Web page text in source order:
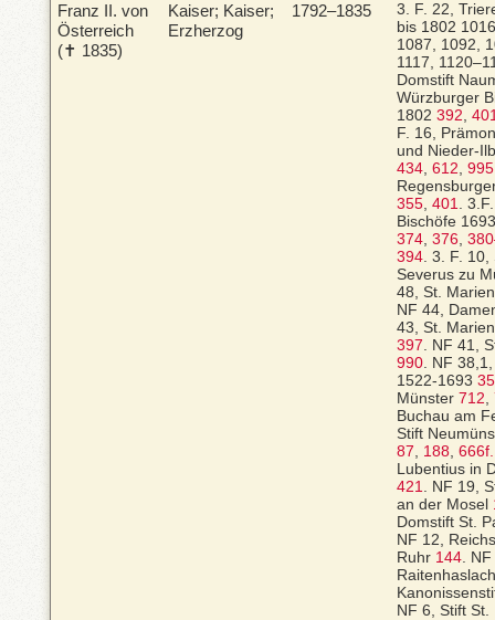
Franz II. von
Österreich
(✝ 1835)
Kaiser; Kaiser;
Erzherzog
1792–1835
3. F. 22,
bis 1802
1087, 1092,
1117,
Domstift
Würzburger
1802 392,
F. 16,
und Nieder-
434, 612, 995
355, 401.
Bischöfe
374, 376,
394. 3. F. 10,
Severus zu
48, St.
NF 44,
43, St.
397. NF 41,
990. NF
1522-1693 35
Münster 712,
Buchau am
Stift
87, 188, 666f.
Lubentius in
421. NF 19,
an der Mosel
Domstift St.
NF 12,
Ruhr 144.
NF 6, Stift